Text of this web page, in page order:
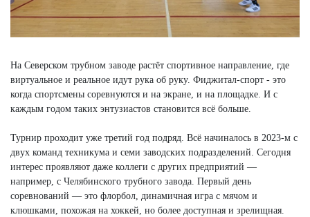
На Северском трубном заводе растёт спортивное направление, где
виртуальное и реальное идут рука об руку. Фиджитал-спорт - это
когда спортсмены соревнуются и на экране, и на площадке. И с
каждым годом таких энтузиастов становится всё больше.
Турнир проходит уже третий год подряд. Всё начиналось в 2023-м с
двух команд техникума и семи заводских подразделений. Сегодня
интерес проявляют даже коллеги с других предприятий —
например, с Челябинского трубного завода. Первый день
соревнований — это флорбол, динамичная игра с мячом и
клюшками, похожая на хоккей, но более доступная и зрелищная.